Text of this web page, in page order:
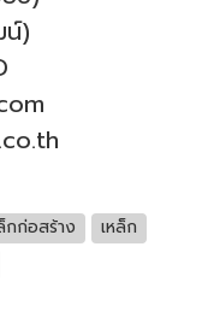
)
กก่อสร้าง
เหล็ก